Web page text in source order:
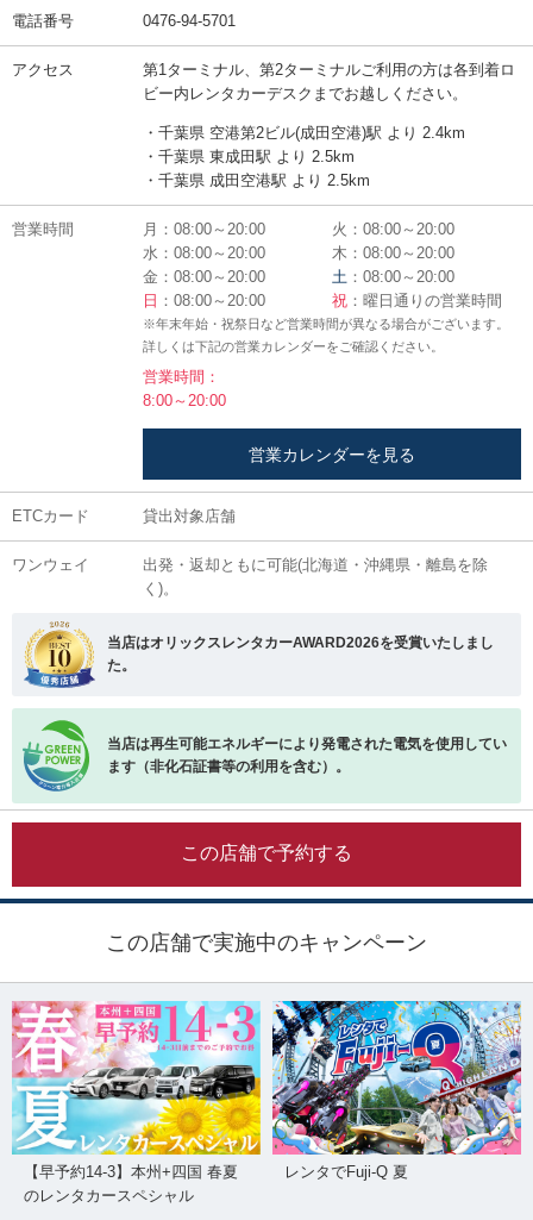
電話番号 0476-94-5701
アクセス
第1ターミナル、第2ターミナルご利用の方は各到着ロ
ビー内レンタカーデスクまでお越しください。
・千葉県 空港第2ビル(成田空港)駅 より 2.4km
・千葉県 東成田駅 より 2.5km
・千葉県 成田空港駅 より 2.5km
営業時間 月：08:00～20:00
火：08:00～20:00
水：08:00～20:00
木：08:00～20:00
金：08:00～20:00
土 ：08:00～20:00
日 ：08:00～20:00 祝 ：曜日通りの営業時間
※年末年始・祝祭日など営業時間が異なる場合がございます。
詳しくは下記の営業カレンダーをご確認ください。
営業時間：
8:00～20:00
営業カレンダーを見る
ETCカード 貸出対象店舗
ワンウェイ
出発・返却ともに可能(北海道・沖縄県・離島を除
く)。
当店はオリックスレンタカーAWARD2026を受賞いたしまし
た。
当店は再生可能エネルギーにより発電された電気を使用してい
ます（非化石証書等の利用を含む）。
この店舗で予約する
この店舗で実施中のキャンペーン
【早予約14-3】本州+四国 春夏
のレンタカースペシャル
レンタでFuji-Q 夏